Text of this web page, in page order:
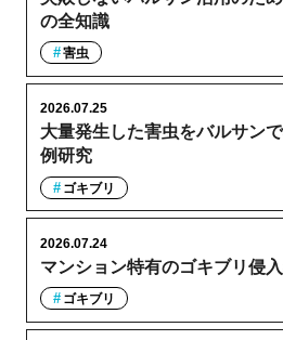
の全知識
害虫
大量発生した害虫をバルサン
例研究
2026.07.25
ゴキブリ
マンション特有のゴキブリ侵
2026.07.24
ゴキブリ